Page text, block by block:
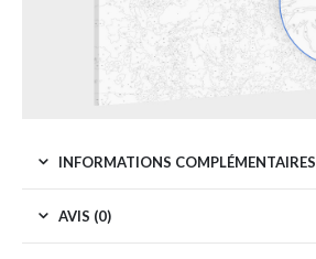
INFORMATIONS COMPLÉMENTAIRES
AVIS (0)